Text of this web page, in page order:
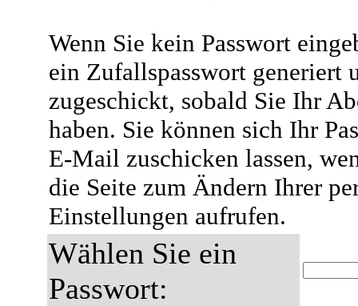
Wenn Sie kein Passwort
ein Zufallspasswort generiert
zugeschickt, sobald Sie Ihr
haben. Sie können sich Ihr
E-Mail zuschicken lassen,
die Seite zum Ändern Ihrer
Einstellungen aufrufen.
Wählen Sie ein
Passwort: